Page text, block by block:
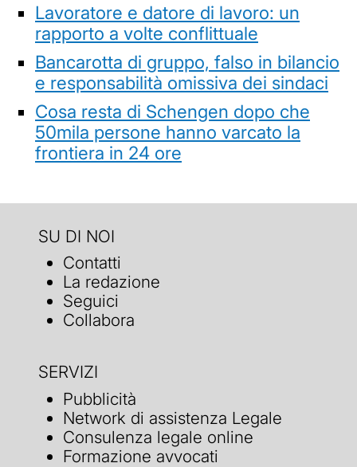
Lavoratore e datore di lavoro: un
rapporto a volte conflittuale
Bancarotta di gruppo, falso in bilancio
e responsabilità omissiva dei sindaci
Cosa resta di Schengen dopo che
50mila persone hanno varcato la
frontiera in 24 ore
SU DI NOI
Contatti
La redazione
Seguici
Collabora
SERVIZI
Pubblicità
Network di assistenza Legale
Consulenza legale online
Formazione avvocati